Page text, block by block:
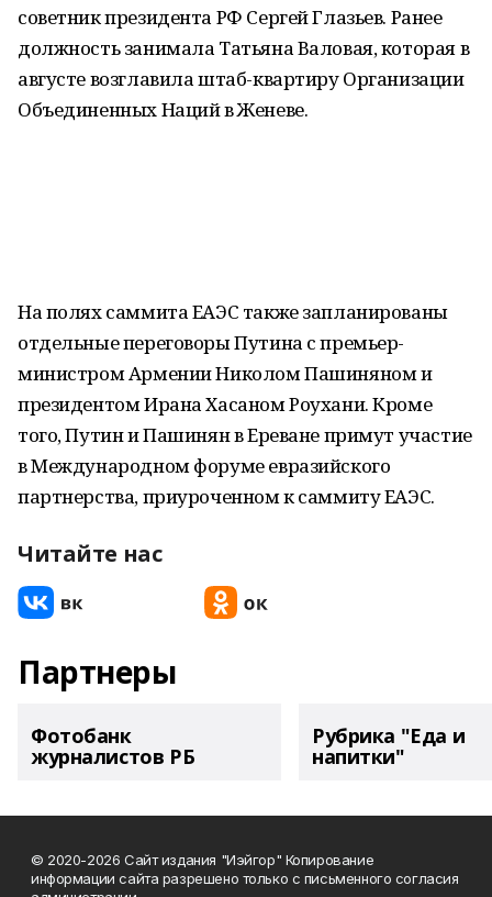
советник президента РФ Сергей Глазьев. Ранее
должность занимала Татьяна Валовая, которая в
августе возглавила штаб-квартиру Организации
Объединенных Наций в Женеве.
На полях саммита ЕАЭС также запланированы
отдельные переговоры Путина с премьер-
министром Армении Николом Пашиняном и
президентом Ирана Хасаном Роухани. Кроме
того, Путин и Пашинян в Ереване примут участие
в Международном форуме евразийского
партнерства, приуроченном к саммиту ЕАЭС.
Читайте нас
Партнеры
Фотобанк
журналистов РБ
Рубрика "Еда и
напитки"
© 2020-2026 Сайт издания "Иэйгор" Копирование
информации сайта разрешено только с письменного согласия